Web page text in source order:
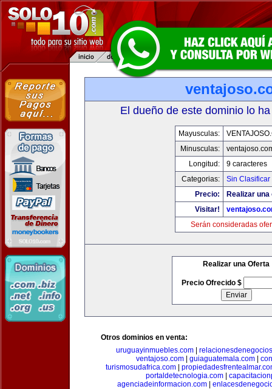
El dueño de este dominio lo
Mayusculas:
Minusculas:
Longitud:
9 caracteres
Categorias:
Sin Clasificar
Precio:
Realizar
Visitar!
Serán consideradas
Realizar una Oferta
Precio Ofrecido $
Otros dominios en venta:
uruguayinmuebles.com|
ventajoso.com
guiaguatemala.com
turismosudafrica.com
portaldetecnologia.com|
agenciadeinformacion.com